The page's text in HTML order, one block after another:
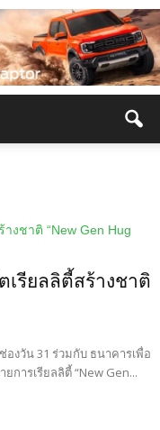
เรียลลิตี้สร้างชาติ
งวัน 31 ร่วมกับ ธนาคารเพื่อ
การเรียลลิตี้ “New Gen...